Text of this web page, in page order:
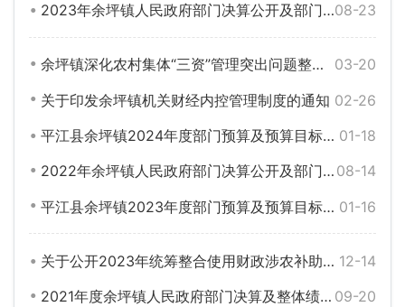
08-23
2023年余坪镇人民政府部门决算公开及部门整体支出绩效评价自评报告
03-20
余坪镇深化农村集体“三资”管理突出问题整治工作实施方案
02-26
关于印发余坪镇机关财经内控管理制度的通知
01-18
平江县余坪镇2024年度部门预算及预算目标绩效编制公示
08-14
2022年余坪镇人民政府部门决算公开及部门整体支出绩效评价自评报告
01-16
平江县余坪镇2023年度部门预算及预算目标绩效编制公示
12-14
关于公开2023年统筹整合使用财政涉农补助资金项目绩效目标批复的通告
09-20
2021年度余坪镇人民政府部门决算及整体绩效目标评价表